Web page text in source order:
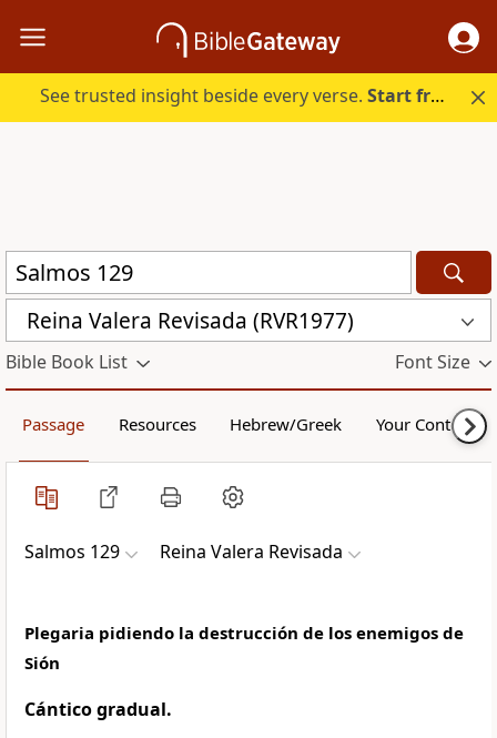
See trusted insight beside every verse.Start free.
Reina Valera Revisada (RVR1977)
Bible Book List Font Size
Passage Resources Hebrew/Greek Your Content
Salmos 129 Reina Valera Revisada
Plegaria pidiendo la destrucción de los enemigos de
Sión
Cántico gradual.